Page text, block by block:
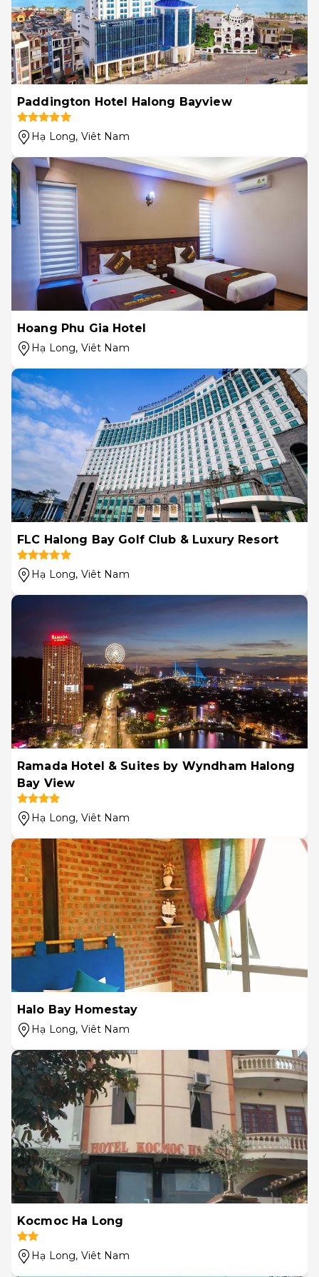
Paddington Hotel Halong Bayview
Hạ Long, Viêt Nam
Hoang Phu Gia Hotel
Hạ Long, Viêt Nam
FLC Halong Bay Golf Club & Luxury Resort
Hạ Long, Viêt Nam
Ramada Hotel & Suites by Wyndham Halong
Bay View
Hạ Long, Viêt Nam
Halo Bay Homestay
Hạ Long, Viêt Nam
Kocmoc Ha Long
Hạ Long, Viêt Nam